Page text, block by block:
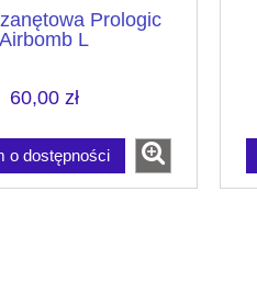
Prologic
Airbomb L
60,00 zł
o dostępności